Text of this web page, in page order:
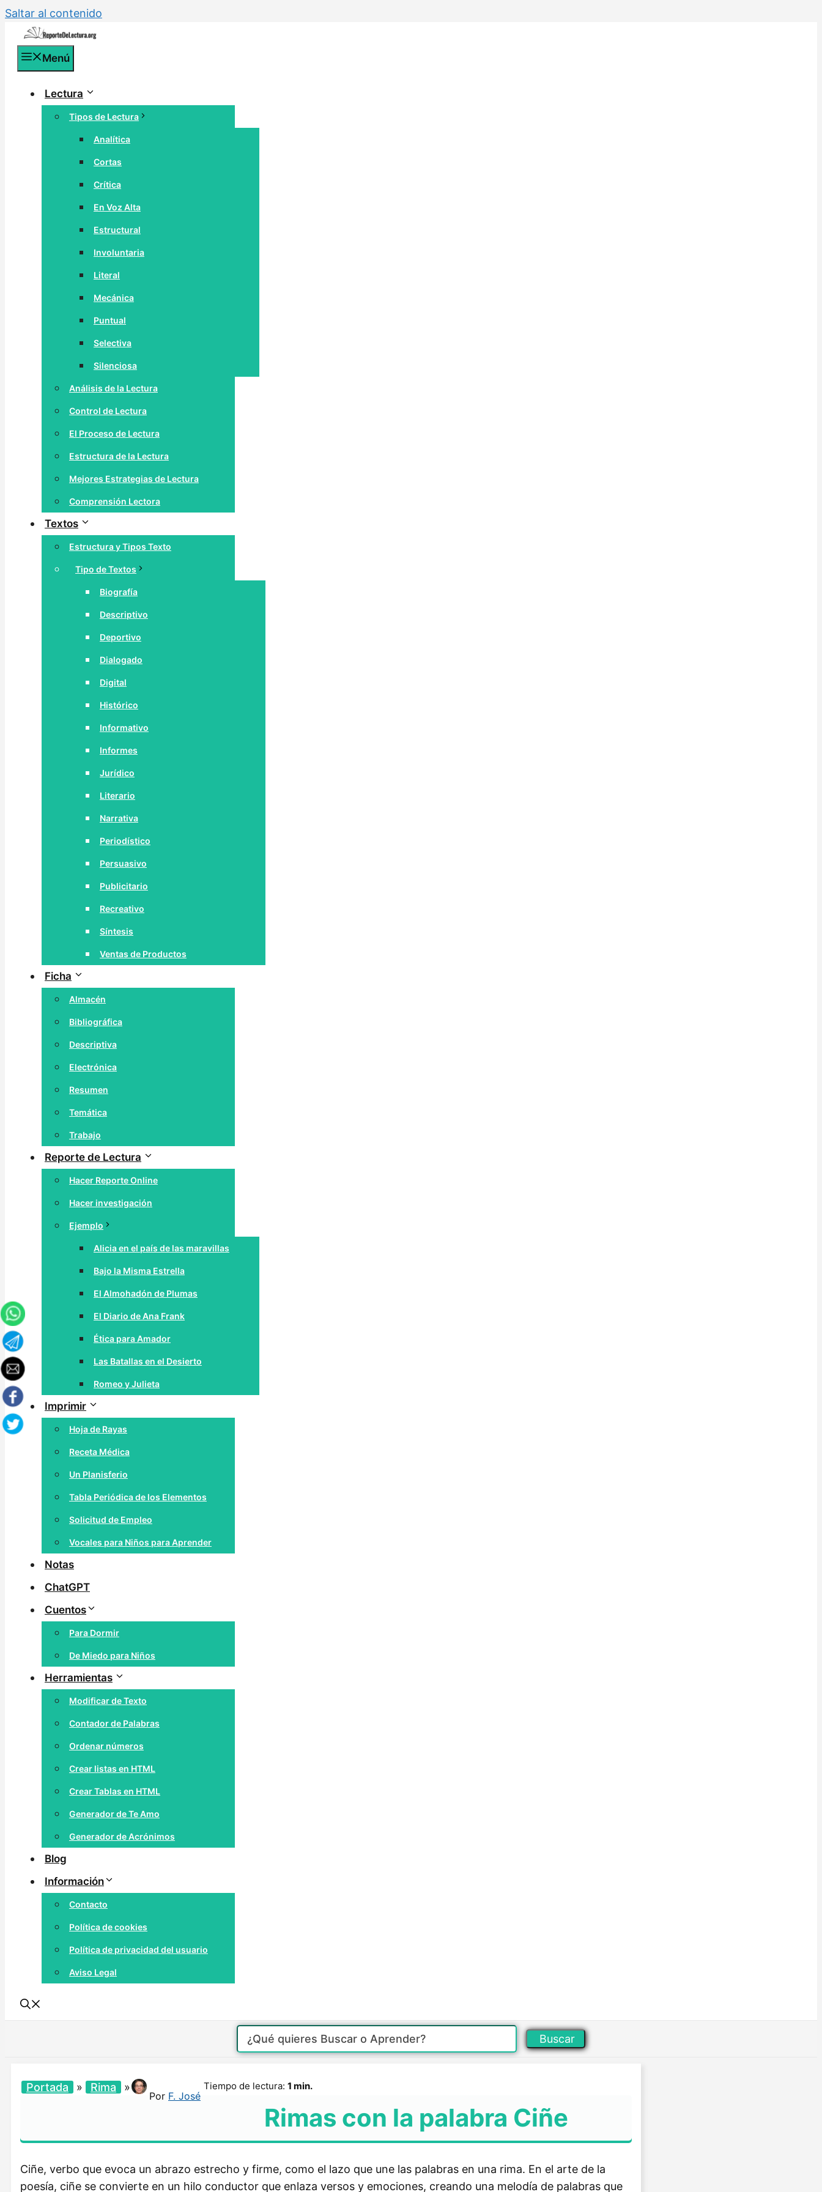
Saltar al contenido
Menú
Lectura
Tipos de Lectura
Analítica
Cortas
Crítica
En Voz Alta
Estructural
Involuntaria
Literal
Mecánica
Puntual
Selectiva
Silenciosa
Análisis de la Lectura
Control de Lectura
El Proceso de Lectura
Estructura de la Lectura
Mejores Estrategias de Lectura
Comprensión Lectora
Textos
Estructura y Tipos Texto
Tipo de Textos
Biografía
Descriptivo
Deportivo
Dialogado
Digital
Histórico
Informativo
Informes
Jurídico
Literario
Narrativa
Periodístico
Persuasivo
Publicitario
Recreativo
Síntesis
Ventas de Productos
Ficha
Almacén
Bibliográfica
Descriptiva
Electrónica
Resumen
Temática
Trabajo
Reporte de Lectura
Hacer Reporte Online
Hacer investigación
Ejemplo
Alicia en el país de las maravillas
Bajo la Misma Estrella
El Almohadón de Plumas
El Diario de Ana Frank
Ética para Amador
Las Batallas en el Desierto
Romeo y Julieta
Imprimir
Hoja de Rayas
Receta Médica
Un Planisferio
Tabla Periódica de los Elementos
Solicitud de Empleo
Vocales para Niños para Aprender
Notas
ChatGPT
Cuentos
Para Dormir
De Miedo para Niños
Herramientas
Modificar de Texto
Contador de Palabras
Ordenar números
Crear listas en HTML
Crear Tablas en HTML
Generador de Te Amo
Generador de Acrónimos
Blog
Información
Contacto
Política de cookies
Política de privacidad del usuario
Aviso Legal
Buscar
Portada » Rima »
Por F. José
Tiempo de lectura: 1 min.
Rimas con la palabra Ciñe
Ciñe, verbo que evoca un abrazo estrecho y firme, como el lazo que une las palabras en una rima. En el arte de la
poesía, ciñe se convierte en un hilo conductor que enlaza versos y emociones, creando una melodía de palabras que